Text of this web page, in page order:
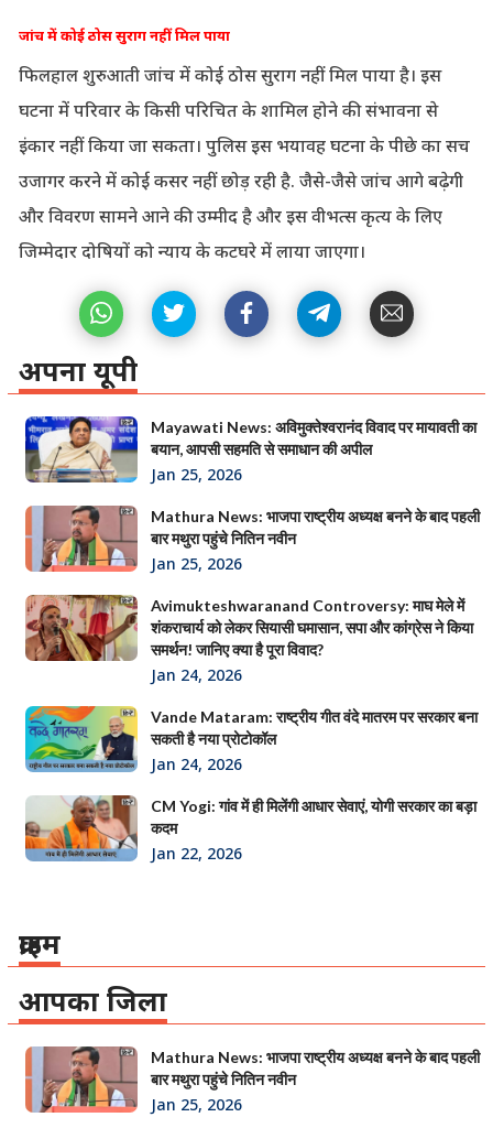
जांच में कोई ठोस सुराग नहीं मिल पाया
फिलहाल शुरुआती जांच में कोई ठोस सुराग नहीं मिल पाया है। इस
घटना में परिवार के किसी परिचित के शामिल होने की संभावना से
इंकार नहीं किया जा सकता। पुलिस इस भयावह घटना के पीछे का सच
उजागर करने में कोई कसर नहीं छोड़ रही है. जैसे-जैसे जांच आगे बढ़ेगी
और विवरण सामने आने की उम्मीद है और इस वीभत्स कृत्य के लिए
जिम्मेदार दोषियों को न्याय के कटघरे में लाया जाएगा।
अपना यूपी
Mayawati News: अविमुक्तेश्वरानंद विवाद पर मायावती का
बयान, आपसी सहमति से समाधान की अपील
Jan 25, 2026
Mathura News: भाजपा राष्ट्रीय अध्यक्ष बनने के बाद पहली
बार मथुरा पहुंचे नितिन नवीन
Jan 25, 2026
Avimukteshwaranand Controversy: माघ मेले में
शंकराचार्य को लेकर सियासी घमासान, सपा और कांग्रेस ने किया
समर्थन! जानिए क्या है पूरा विवाद?
Jan 24, 2026
Vande Mataram: राष्ट्रीय गीत वंदे मातरम पर सरकार बना
सकती है नया प्रोटोकॉल
Jan 24, 2026
CM Yogi: गांव में ही मिलेंगी आधार सेवाएं, योगी सरकार का बड़ा
कदम
Jan 22, 2026
क्राइम
आपका जिला
Mathura News: भाजपा राष्ट्रीय अध्यक्ष बनने के बाद पहली
बार मथुरा पहुंचे नितिन नवीन
Jan 25, 2026